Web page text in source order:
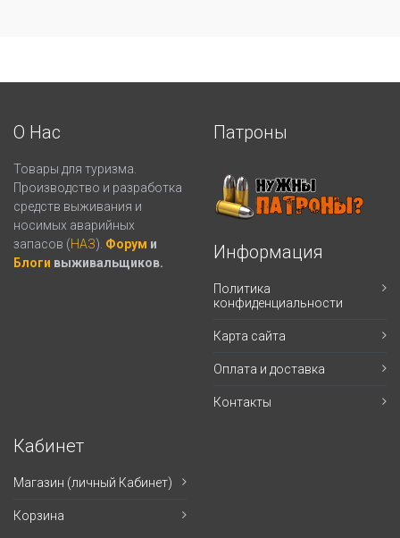
О Нас
Товары для туризма.
Производство и разработка
средств выживания и
носимых аварийных
запасов (НАЗ). Форум и
Блоги выживальщиков.
Патроны
Информация
Политика
конфиденциальности
Карта сайта
Оплата и доставка
Контакты
Кабинет
Магазин (личный Кабинет)
Корзина